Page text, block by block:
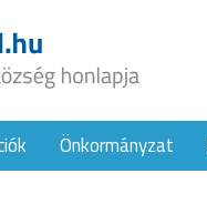
Önkormányzat